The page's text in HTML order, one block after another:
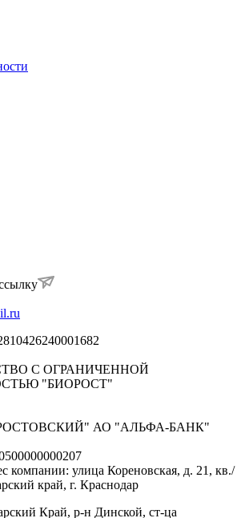
С ОГРАНИЧЕННОЙ
"БИОРОСТ"
АО "АЛЬФА-БАНК"
компании: улица Кореновская, д. 21, кв./
край, г. Краснодар
Край, р-н Динской, ст-ца